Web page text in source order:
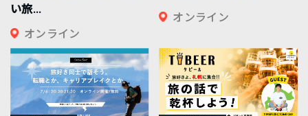
い旅...
オンライン
オンライン